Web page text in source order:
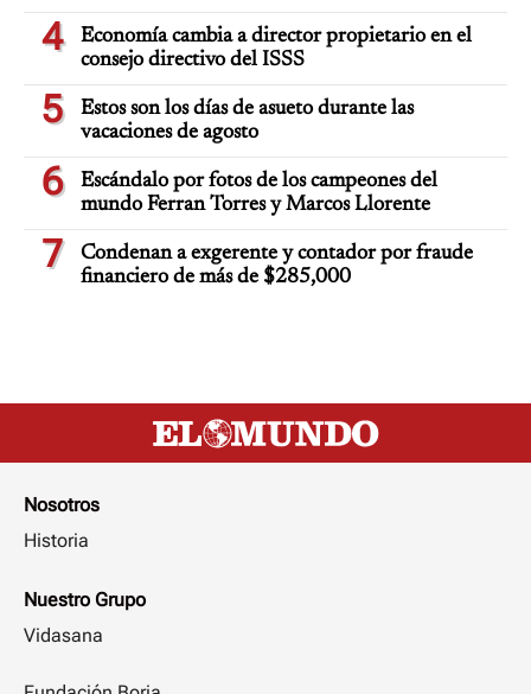
4
Economía cambia a director propietario en el
consejo directivo del ISSS
5
Estos son los días de asueto durante las
vacaciones de agosto
6
Escándalo por fotos de los campeones del
mundo Ferran Torres y Marcos Llorente
7
Condenan a exgerente y contador por fraude
financiero de más de $285,000
Nosotros
Historia
Nuestro Grupo
Vidasana